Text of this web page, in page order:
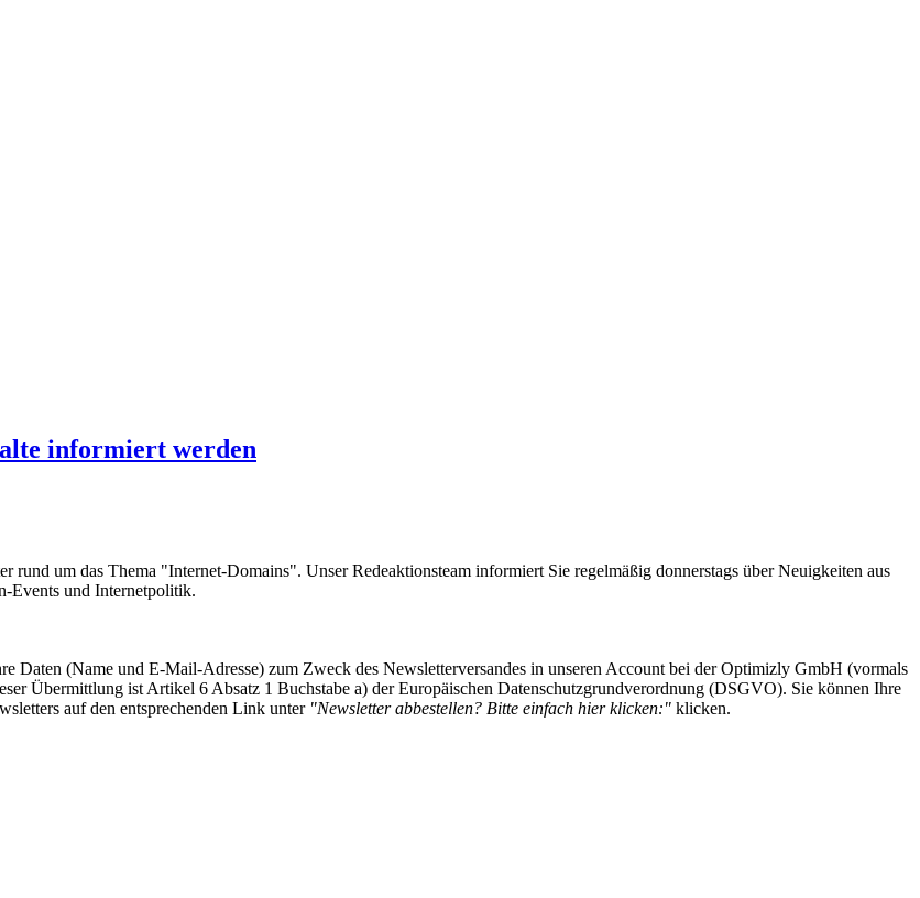
informiert werden
um das Thema "Internet-Domains". Unser Redeaktionsteam informiert Sie regelmäßig donnerstags über Neuigkeiten aus
Events und Internetpolitik.
Daten (Name und E-Mail-Adresse) zum Zweck des Newsletterversandes in unseren Account bei der Optimizly GmbH (vormals
Übermittlung ist Artikel 6 Absatz 1 Buchstabe a) der Europäischen Datenschutzgrundverordnung (DSGVO). Sie können Ihre
auf den entsprechenden Link unter "Newsletter abbestellen? Bitte einfach hier klicken:" klicken.